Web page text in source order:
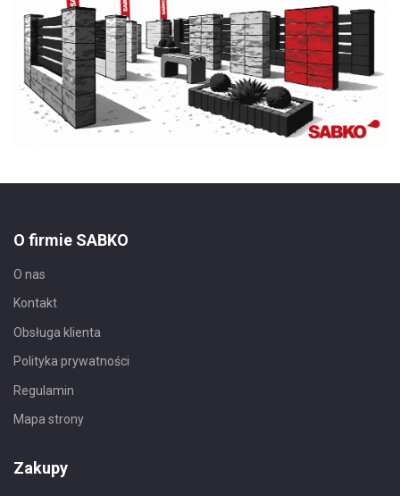
O firmie SABKO
O nas
Kontakt
Obsługa klienta
Polityka prywatności
Regulamin
Mapa strony
Zakupy